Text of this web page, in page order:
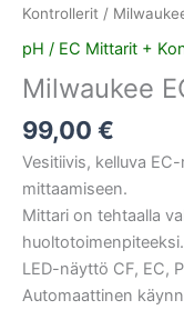
Kontrollerit /
pH / EC Mittarit +
Milwaukee
99,00 €
Vesitiivis, kelluva
mittaamiseen.
Mittari on tehtaalla
huoltotoimenpiteeksi.
LED-näyttö CF, EC,
Automaattinen